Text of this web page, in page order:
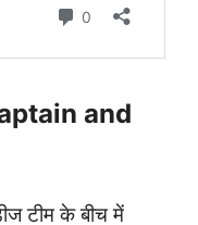
and
टीम के बीच में